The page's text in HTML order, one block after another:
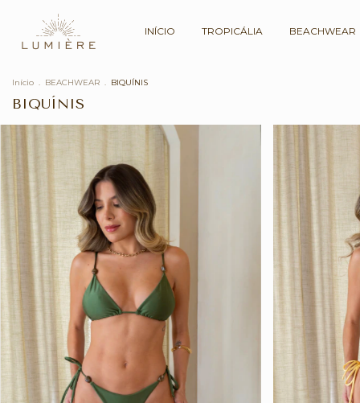
INÍCIO TROPICÁLIA BEACHWEAR
Início . BEACHWEAR . BIQUÍNIS
BIQUÍNIS